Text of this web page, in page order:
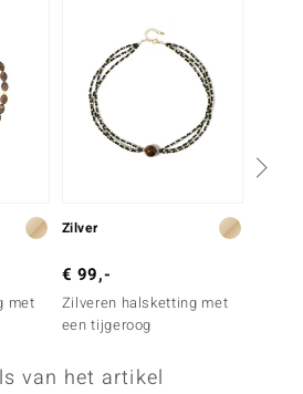
met
Zilver
€ 99,-
Zilveren halsketting met
een tijgeroog
van het artikel